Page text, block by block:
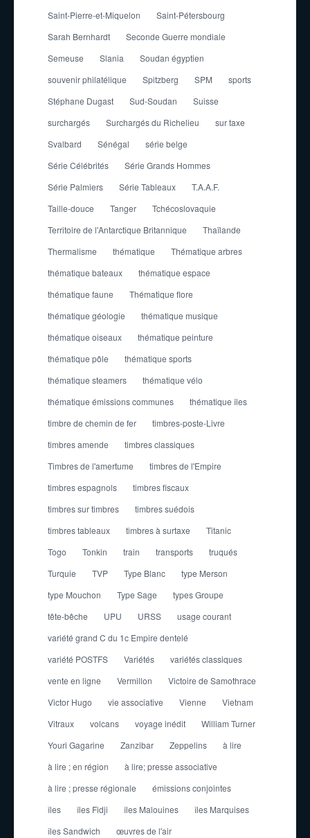
Saint-Pierre-et-Miquelon
Saint-Pétersbourg
Sarah Bernhardt
Seconde Guerre mondiale
Semeuse
Slania
Soudan égyptien
souvenir philatélique
Spitzberg SPM
sports
Stéphane Dugast
Sud-Soudan
Suisse
surchargés
Surchargés du Richelieu
sur taxe
Svalbard
Sénégal
série belge
Série Célébrités
Série Grands Hommes
Série Palmiers
Série Tableaux
T.A.A.F.
Taille-douce
Tanger
Tchécoslovaquie
Territoire de l'Antarctique Britannique
Thaïlande
Thermalisme
thématique
Thématique arbres
thématique bateaux
thématique espace
thématique faune
Thématique flore
thématique géologie
thématique musique
thématique oiseaux
thématique peinture
thématique pôle
thématique sports
thématique steamers
thématique vélo
thématique émissions communes
thématique îles
timbre de chemin de fer
timbres-poste-Livre
timbres amende
timbres classiques
Timbres de l'amertume
timbres de l'Empire
timbres espagnols
timbres fiscaux
timbres sur timbres
timbres suédois
timbres tableaux
timbres à surtaxe
Titanic
Togo
Tonkin train transports
truqués
Turquie
TVP Type Blanc
type Merson
type Mouchon
Type Sage
types Groupe
tête-bêche
UPU URSS
usage courant
variété grand C du 1c Empire dentelé
variété POSTFS
Variétés
variétés classiques
vente en ligne
Vermillon
Victoire de Samothrace
Victor Hugo
vie associative Vienne
Vietnam
Vitraux
volcans voyage inédit
William Turner
Youri Gagarine
Zanzibar Zeppelins
à lire
à lire ; en région
à lire; presse associative
à lire ; presse régionale
émissions conjointes
îles
îles Fidji îles Malouines
îles Marquises
îles Sandwich
œuvres de l'air